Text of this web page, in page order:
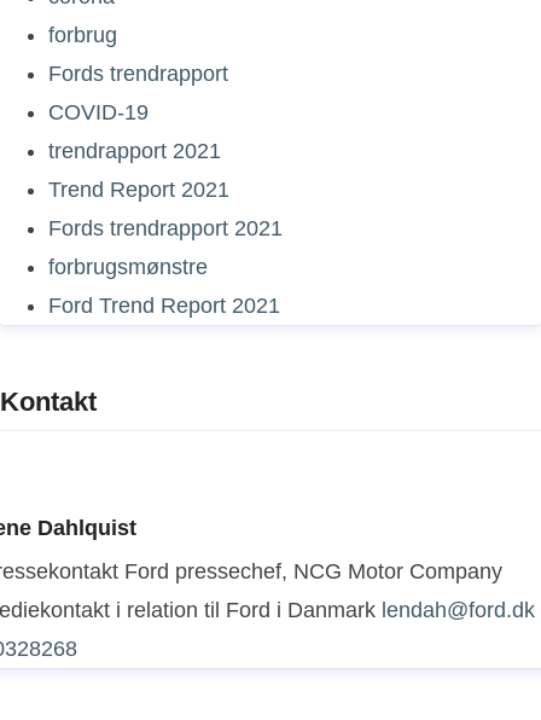
forbrug
Fords trendrapport
COVID-19
trendrapport 2021
Trend Report 2021
Fords trendrapport 2021
forbrugsmønstre
Ford Trend Report 2021
Kontakt
Dahlquist
Ford pressechef, NCG Motor Company
i relation til Ford i Danmark lendah@ford.dk